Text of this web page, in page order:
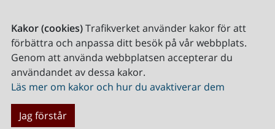
Kakor (cookies)Trafikverket använder kakor för att
förbättra och anpassa ditt besök på vår webbplats.
Genom att använda webbplatsen accepterar du
användandet av dessa kakor.
Läs mer om kakor och hur du avaktiverar dem
Jag förstår